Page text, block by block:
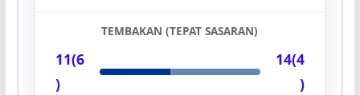
TEMBAKAN (TEPAT SASARAN)
11(6
)
14(4
)